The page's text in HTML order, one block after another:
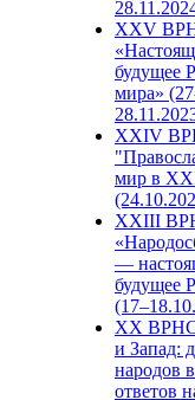
XXV
будущее
мира»
XXIV
мир в
XXIII
—
будущее
XX ВРНС
и Запад:
народов
ответов